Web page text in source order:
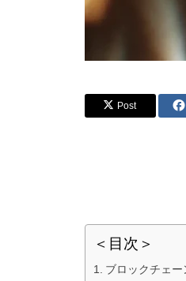
Post
＜目次＞
ブロックチェー